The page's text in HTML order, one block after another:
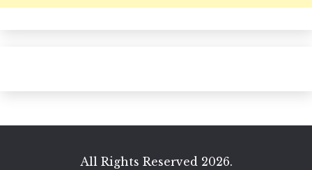
All Rights Reserved 2026.